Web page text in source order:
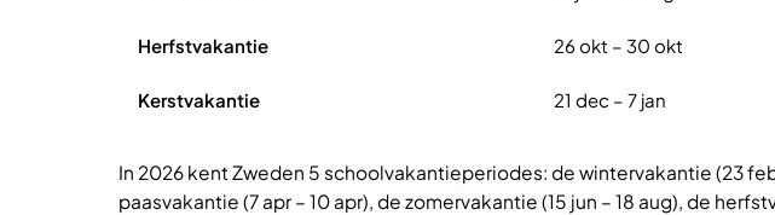
Herfstvakantie 26 okt – 30 okt
Kerstvakantie 21 dec – 7 jan
In 2026 kent Zweden 5 schoolvakantieperiodes: de wintervakantie (23
paasvakantie (7 apr – 10 apr), de zomervakantie (15 jun – 18 aug), de